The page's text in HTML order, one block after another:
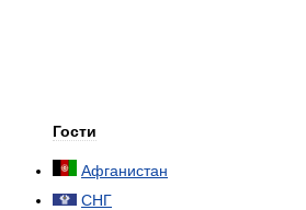
Гости
Афганистан
СНГ